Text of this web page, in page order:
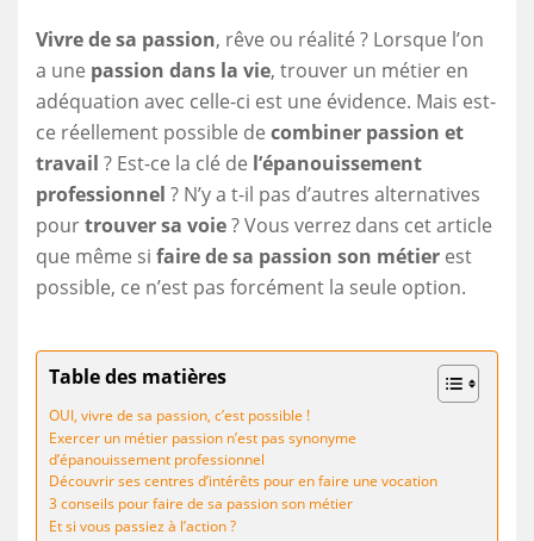
Vivre de sa passion, rêve ou réalité ? Lorsque l’on
a une passion dans la vie, trouver un métier en
adéquation avec celle-ci est une évidence. Mais est-
ce réellement possible de combiner passion et
travail ? Est-ce la clé de l’épanouissement
professionnel ? N’y a t-il pas d’autres alternatives
pourtrouver sa voie? Vous verrez dans cet article
que même si faire de sa passion son métier est
possible, ce n’est pas forcément la seule option.
Table des matières
OUI, vivre de sa passion, c’est possible !
Exercer un métier passion n’est pas synonyme
d’épanouissement professionnel
Découvrir ses centres d’intérêts pour en faire une vocation
3 conseils pour faire de sa passion son métier
Et si vous passiez à l’action ?